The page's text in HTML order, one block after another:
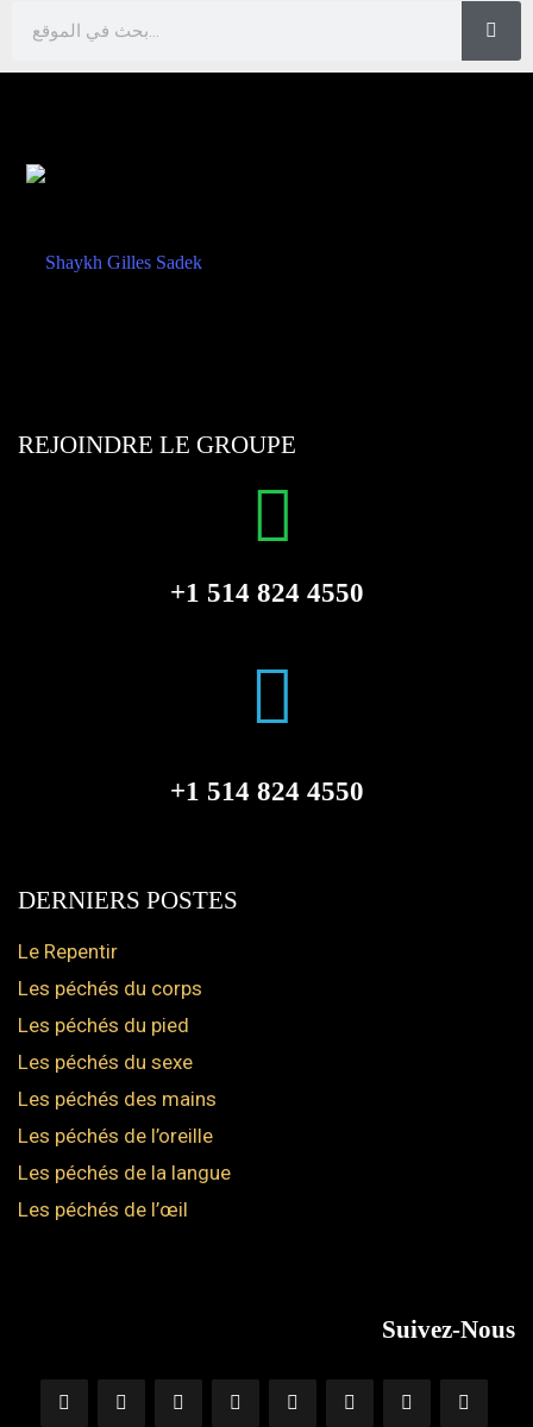
REJOINDRE LE GROUPE
+1 514 824 4550
+1 514 824 4550
DERNIERS POSTES
Le Repentir
Les péchés du corps
Les péchés du pied
Les péchés du sexe
Les péchés des mains
Les péchés de l’oreille
Les péchés de la langue
Les péchés de l’œil
Suivez-Nous